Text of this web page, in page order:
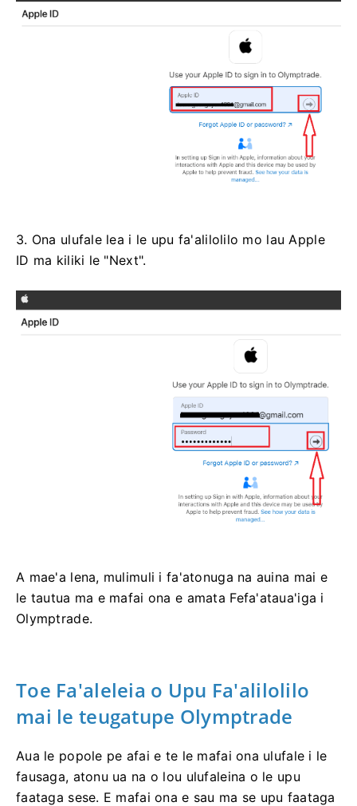
3. Ona ulufale lea i le upu fa'alilolilo mo lau Apple
ID ma kiliki le "Next".
A mae'a lena, mulimuli i fa'atonuga na auina mai e
le tautua ma e mafai ona e amata Fefa'ataua'iga i
Olymptrade.
Toe Fa'aleleia o Upu Fa'alilolilo
mai le teugatupe Olymptrade
Aua le popole pe afai e te le mafai ona ulufale i le
fausaga, atonu ua na o lou ulufaleina o le upu
faataga sese. E mafai ona e sau ma se upu faataga